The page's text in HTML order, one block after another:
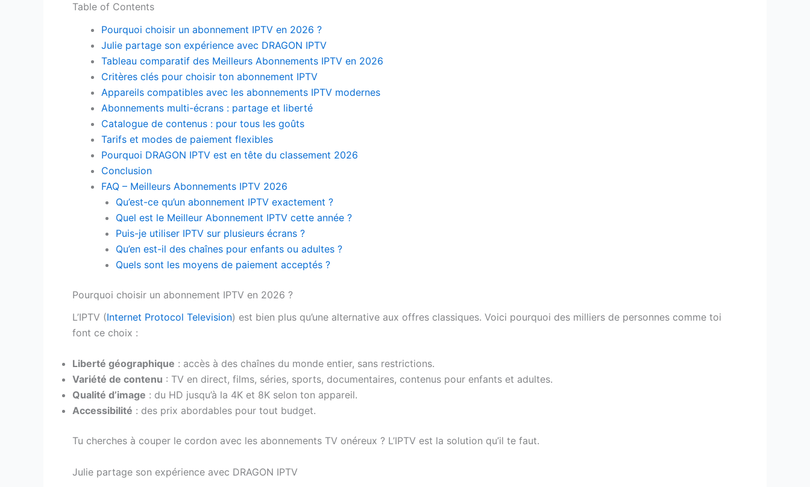
Table of Contents
Pourquoi choisir un abonnement IPTV en 2026 ?
Julie partage son expérience avec DRAGON IPTV
Tableau comparatif des Meilleurs Abonnements IPTV en 2026
Critères clés pour choisir ton abonnement IPTV
Appareils compatibles avec les abonnements IPTV modernes
Abonnements multi-écrans : partage et liberté
Catalogue de contenus : pour tous les goûts
Tarifs et modes de paiement flexibles
Pourquoi DRAGON IPTV est en tête du classement 2026
Conclusion
FAQ – Meilleurs Abonnements IPTV 2026
Qu’est-ce qu’un abonnement IPTV exactement ?
Quel est le Meilleur Abonnement IPTV cette année ?
Puis-je utiliser IPTV sur plusieurs écrans ?
Qu’en est-il des chaînes pour enfants ou adultes ?
Quels sont les moyens de paiement acceptés ?
Pourquoi choisir un abonnement IPTV en 2026 ?
L’IPTV (Internet Protocol Television) est bien plus qu’une alternative aux offres classiques. Voici pourquoi des milliers de personnes comme toi
font ce choix :
Liberté géographique : accès à des chaînes du monde entier, sans restrictions.
Variété de contenu : TV en direct, films, séries, sports, documentaires, contenus pour enfants et adultes.
Qualité d’image : du HD jusqu’à la 4K et 8K selon ton appareil.
Accessibilité : des prix abordables pour tout budget.
Tu cherches à couper le cordon avec les abonnements TV onéreux ? L’IPTV est la solution qu’il te faut.
Julie partage son expérience avec DRAGON IPTV